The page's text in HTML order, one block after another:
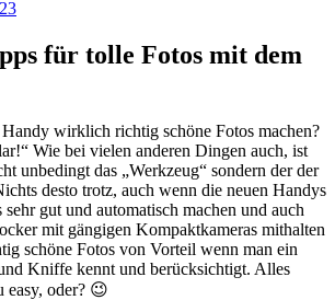
für tolle Fotos mit dem
wirklich richtig schöne Fotos machen?
Wie bei vielen anderen Dingen auch, ist
unbedingt das „Werkzeug“ sondern der der
desto trotz, auch wenn die neuen Handys
gut und automatisch machen und auch
mit gängigen Kompaktkameras mithalten
schöne Fotos von Vorteil wenn man ein
Kniffe kennt und berücksichtigt. Alles
easy, oder? 😉